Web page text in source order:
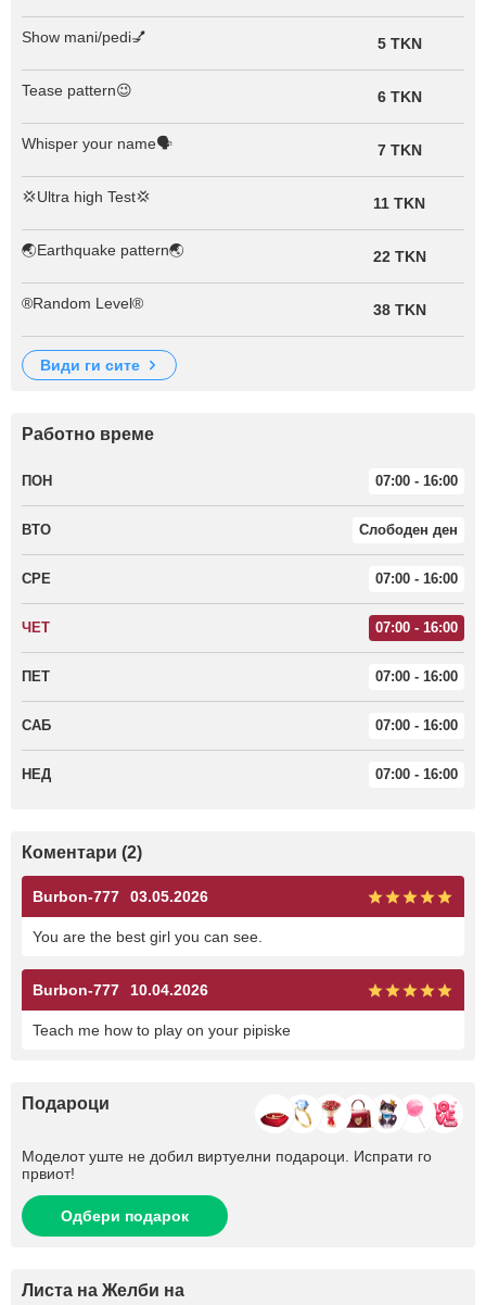
Show mani/pedi💅 5 TKN
Tease pattern😉 6 TKN
Whisper your name🗣️ 7 TKN
💢Ultra high Test💢 11 TKN
🌏Earthquake pattern🌏 22 TKN
®Random Level® 38 TKN
види ги сите
Работно време
ПОН 07:00 - 16:00
ВТО Слободен ден
СРЕ 07:00 - 16:00
ЧЕТ 07:00 - 16:00
ПЕТ 07:00 - 16:00
САБ 07:00 - 16:00
НЕД 07:00 - 16:00
Коментари (2)
Burbon-777 03.05.2026
You are the best girl you can see.
Burbon-777 10.04.2026
Teach me how to play on your pipiske
Подароци
Моделот уште не добил виртуелни подароци. Испрати го
првиот!
Одбери подарок
Листа на Желби на